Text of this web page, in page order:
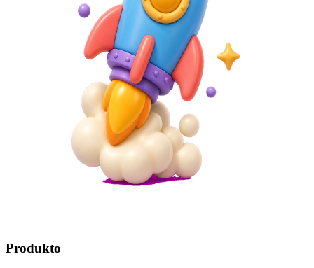
Produkto